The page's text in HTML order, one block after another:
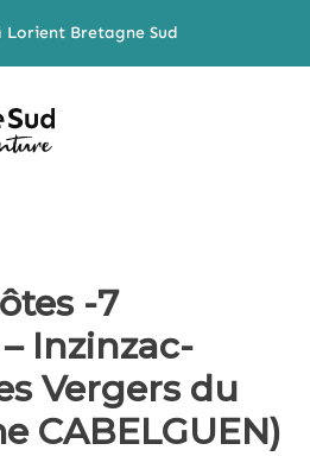
Bretagne Sud
-7
Inzinzac-
Vergers du
CABELGUEN)